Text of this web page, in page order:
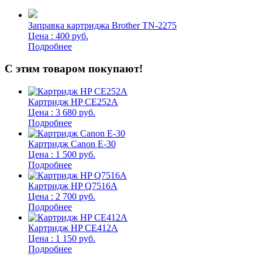
Заправка картриджа Brother TN-2275
Цена : 400 руб.
Подробнее
С этим товаром покупают!
Картридж HP CE252A
Цена : 3 680 руб.
Подробнее
Картридж Canon E-30
Цена : 1 500 руб.
Подробнее
Картридж HP Q7516A
Цена : 2 700 руб.
Подробнее
Картридж HP CE412A
Цена : 1 150 руб.
Подробнее